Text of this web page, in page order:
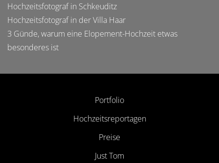
Hochzeitsfotograf in Schkeuditz
Hochzeitsfotograf in der Villa Haar
3 Günde, warum eine Elopement-Hochzeit etwas
besonderes ist
Portfolio
Hochzeitsreportagen
Preise
Just Tom